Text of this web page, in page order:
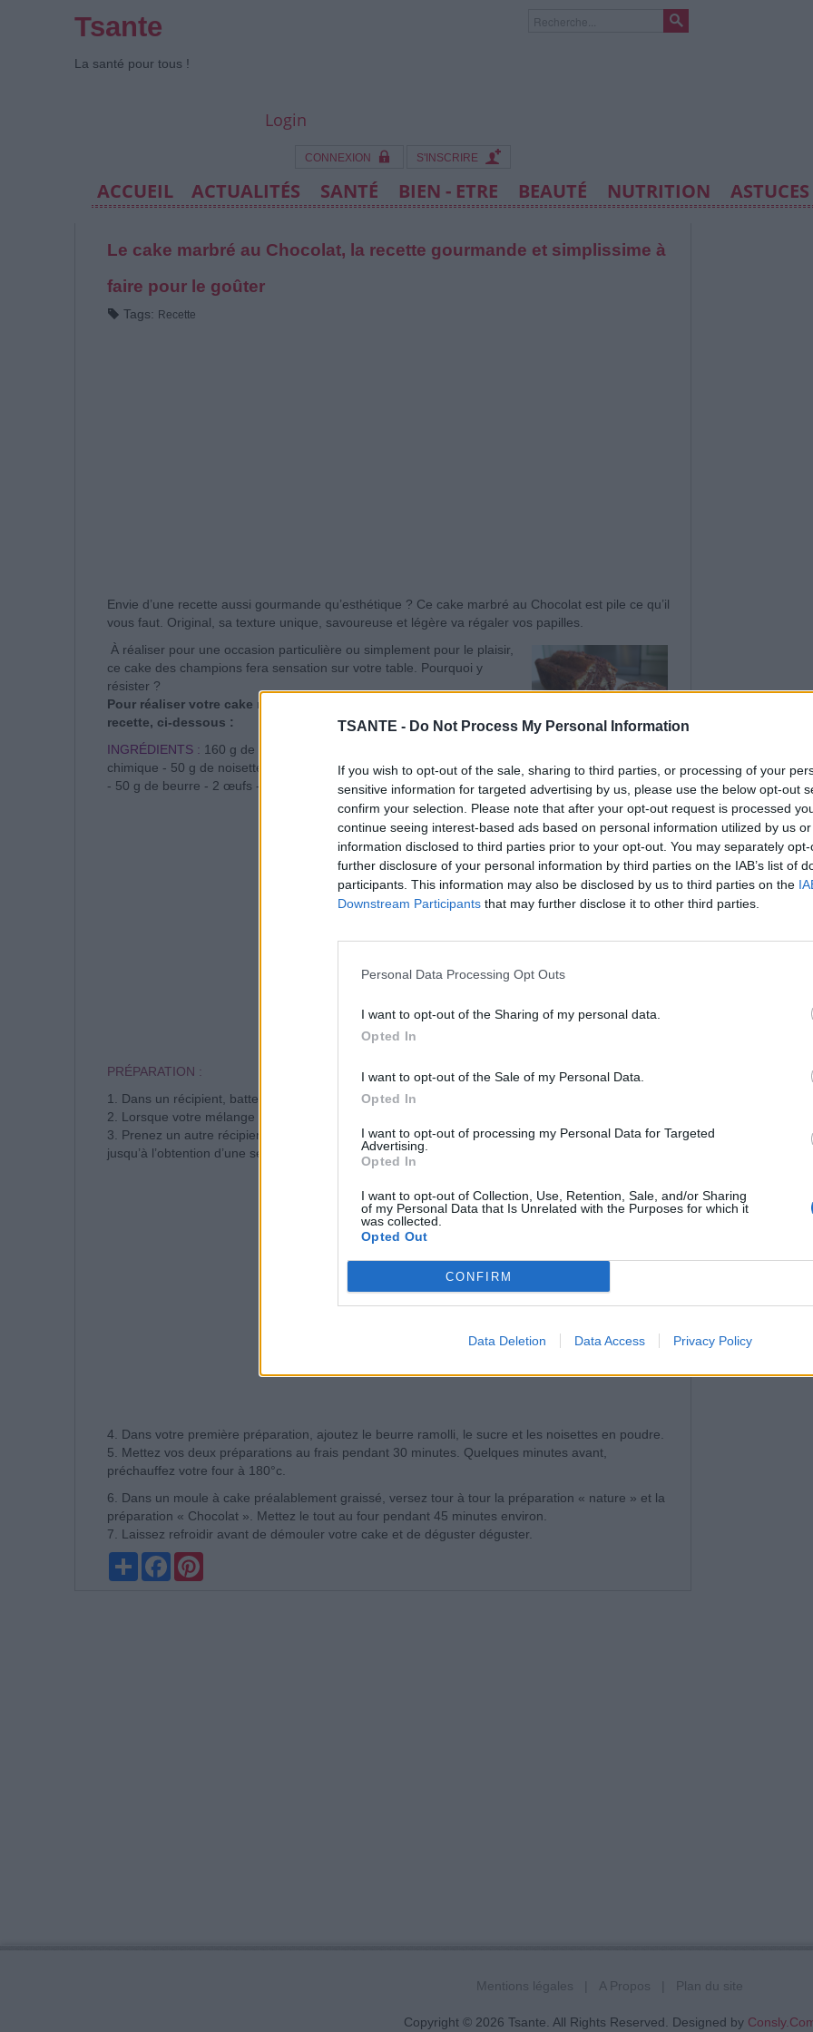
TSANTE - Do Not Process My Personal Information
If you wish to opt-out of the sale, sharing to third parties, or processing of your
sensitive information for targeted advertising by us, please use the below opt-out
confirm your selection. Please note that after your opt-out request is processed
continue seeing interest-based ads based on personal information utilized by us
information disclosed to third parties prior to your opt-out. You may separately
further disclosure of your personal information by third parties on the IAB’s list of
participants. This information may also be disclosed by us to third parties on the
Downstream Participants that may further disclose it to other third parties.
Personal Data Processing Opt Outs
I want to opt-out of the Sharing of my personal data.
Opted In
I want to opt-out of the Sale of my Personal Data.
Opted In
I want to opt-out of processing my Personal Data for Targeted
Advertising.
Opted In
I want to opt-out of Collection, Use, Retention, Sale, and/or Sharing
of my Personal Data that Is Unrelated with the Purposes for which it
was collected.
Opted Out
CONFIRM
Data Deletion Data Access Privacy Policy
Tsante
La santé pour tous !
Login
CONNEXION S'INSCRIRE
ACCUEIL ACTUALITÉS SANTÉ BIEN - ETRE BEAUTÉ NUTRITION ASTUCES
Le cake marbré au Chocolat, la recette gourmande et simplissime à
faire pour le goûter
Tags: Recette
Envie d’une recette aussi gourmande qu’esthétique ? Ce cake marbré au Chocolat est pile ce qu’il
vous faut. Original, sa texture unique, savoureuse et légère va régaler vos papilles.
À réaliser pour une occasion particulière ou simplement pour le plaisir,
ce cake des champions fera sensation sur votre table. Pourquoi y
résister ?
Pour réaliser votre cake marbré au Chocolat, suivez les étapes de la
recette, ci-dessous :
INGRÉDIENTS : 160 g de farine tamisée - 100 g de sucre en poudre - 1 sachet de levure
chimique - 50 g de noisettes en poudre.
- 50 g de beurre - 2 œufs - 10 cl de lait demi-écrémé - 3-4 cuillères à soupe de Chocolat.
PRÉPARATION :
1. Dans un récipient, battez les œufs en omelette et ajoutez progressivement la farine et la levure.
2. Lorsque votre mélange est homogène, versez le lait afin d’obtenir une pâte très lisse.
3. Prenez un autre récipient, et mélangez le Chocolat avec la moitié de votre première préparation
jusqu’à l’obtention d’une seconde préparation chocolatée homogène.
4. Dans votre première préparation, ajoutez le beurre ramolli, le sucre et les noisettes en poudre.
5. Mettez vos deux préparations au frais pendant 30 minutes. Quelques minutes avant,
préchauffez votre four à 180°c.
6. Dans un moule à cake préalablement graissé, versez tour à tour la préparation « nature » et la
préparation « Chocolat ». Mettez le tout au four pendant 45 minutes environ.
7. Laissez refroidir avant de démouler votre cake et de déguster déguster.
PartagerFacebook
Mentions légales A Propos Plan du site
Copyright © 2026 Tsante. All Rights Reserved. Designed by